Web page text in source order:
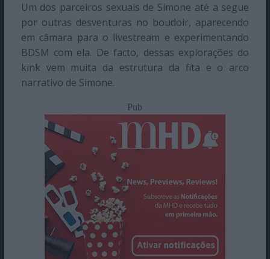
Um dos parceiros sexuais de Simone até a segue
por outras desventuras no boudoir, aparecendo
em câmara para o livestream e experimentando
BDSM com ela. De facto, dessas explorações do
kink vem muita da estrutura da fita e o arco
narrativo de Simone.
Pub